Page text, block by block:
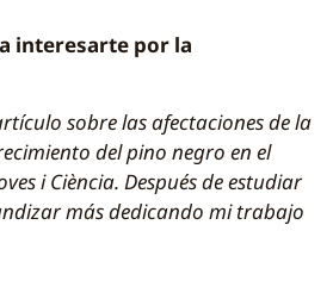
interesarte por la
sobre las afectaciones de la
del pino negro en el
i Ciència. Después de estudiar
más dedicando mi trabajo